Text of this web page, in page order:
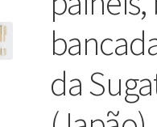
da